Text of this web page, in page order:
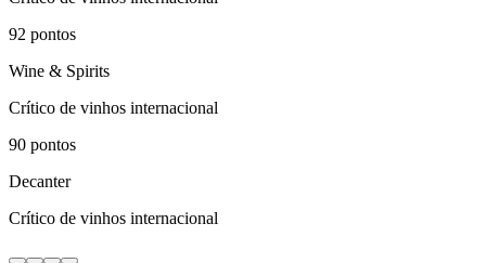
92 pontos
Wine & Spirits
Crítico de vinhos internacional
90 pontos
Decanter
Crítico de vinhos internacional